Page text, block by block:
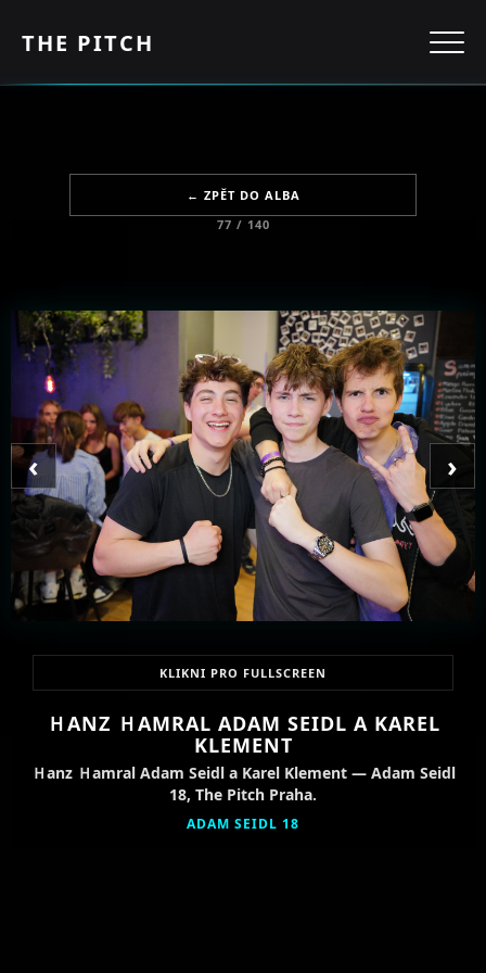
THE PITCH
← ZPĚT DO ALBA
77 / 140
‹ ›
KLIKNI PRO FULLSCREEN
ＨANZ ＨAMRAL ADAM SEIDL A KAREL
KLEMENT
Ｈanz Ｈamral Adam Seidl a Karel Klement — Adam Seidl
18, The Pitch Praha.
ADAM SEIDL 18